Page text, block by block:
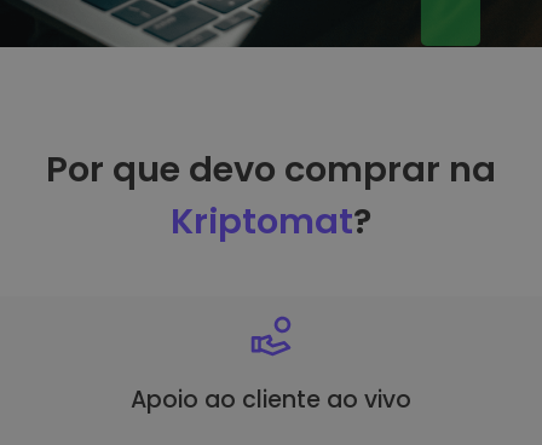
Por que devo comprar na
Kriptomat?
Apoio ao cliente ao vivo